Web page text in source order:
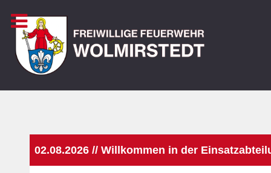
02.08.2026 // Willkommen in der